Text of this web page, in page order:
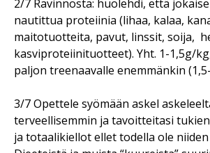
2/7 Ravinnosta: huolehdi, että
nautittua proteiinia (lihaa, kalaa,
maitotuotteita, pavut, linssit, soija,
kasviproteiinituotteet). Yht. 1-1,5g/
paljon treenaavalle enemmänkin
3/7 Opettele syömään askel
terveellisemmin ja tavoitteitasi
ja totaalikiellot ellet todella ole